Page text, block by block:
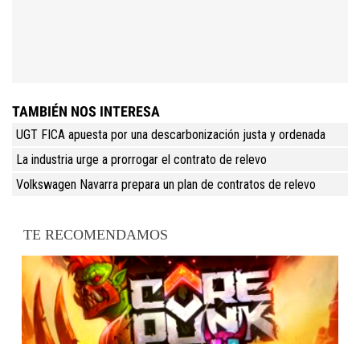
TAMBIÉN NOS INTERESA
UGT FICA apuesta por una descarbonización justa y ordenada
La industria urge a prorrogar el contrato de relevo
Volkswagen Navarra prepara un plan de contratos de relevo
TE RECOMENDAMOS